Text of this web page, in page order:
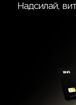
Надсилай,